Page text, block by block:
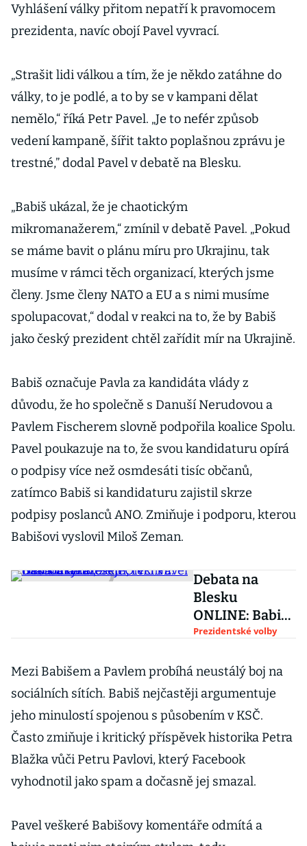
Vyhlášení války přitom nepatří k pravomocem
prezidenta, navíc obojí Pavel vyvrací.
„Strašit lidi válkou a tím, že je někdo zatáhne do
války, to je podlé, a to by se v kampani dělat
nemělo,“ říká Petr Pavel. „Je to nefér způsob
vedení kampaně, šířit takto poplašnou zprávu je
trestné,” dodal Pavel v debatě na Blesku.
„Babiš ukázal, že je chaotickým
mikromanažerem,“ zmínil v debatě Pavel. „Pokud
se máme bavit o plánu míru pro Ukrajinu, tak
musíme v rámci těch organizací, kterých jsme
členy. Jsme členy NATO a EU a s nimi musíme
spolupacovat,“ dodal v reakci na to, že by Babiš
jako český prezident chtěl zařídit mír na Ukrajině.
Babiš označuje Pavla za kandidáta vlády z
důvodu, že ho společně s Danuší Nerudovou a
Pavlem Fischerem slovně podpořila koalice Spolu.
Pavel poukazuje na to, že svou kandidaturu opírá
o podpisy více než osmdesáti tisíc občanů,
zatímco Babiš si kandidaturu zajistil skrze
podpisy poslanců ANO. Zmiňuje i podporu, kterou
Babišovi vyslovil Miloš Zeman.
Debata na
Blesku
ONLINE: Babiš
ukázal, že je
mikromanažer
em, řekl Pavel
Prezidentské volby
Mezi Babišem a Pavlem probíhá neustálý boj na
sociálních sítích. Babiš nejčastěji argumentuje
jeho minulostí spojenou s působením v KSČ.
Často zmiňuje i kritický příspěvek historika Petra
Blažka vůči Petru Pavlovi, který Facebook
vyhodnotil jako spam a dočasně jej smazal.
Pavel veškeré Babišovy komentáře odmítá a